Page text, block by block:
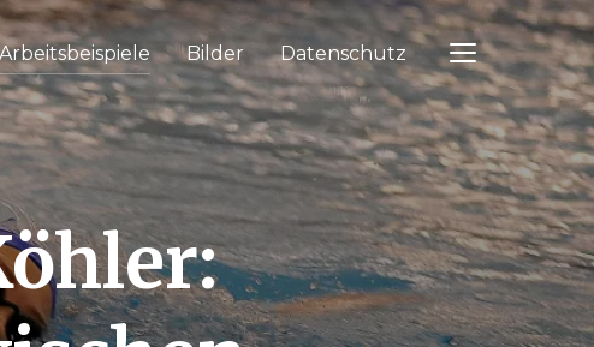
TOGGLE
Arbeitsbeispiele Bilder Datenschutz